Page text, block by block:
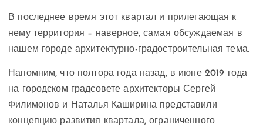
В последнее время этот квартал и прилегающая к
нему территория – наверное, самая обсуждаемая в
нашем городе архитектурно-градостроительная тема.
Напомним, что полтора года назад, в июне 2019 года
на городском градсовете архитекторы Сергей
Филимонов и Наталья Каширина представили
концепцию развития квартала, ограниченного